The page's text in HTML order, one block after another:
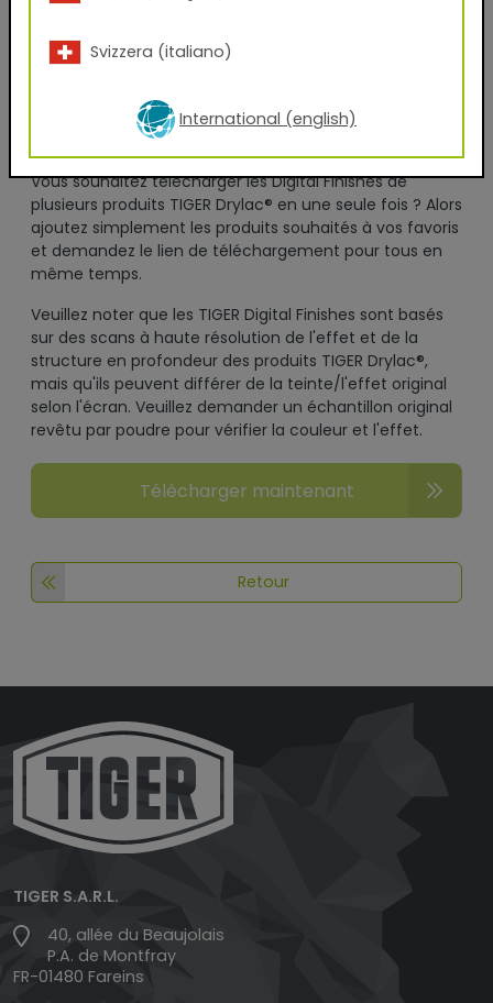
l'utilisation de ce service et en cliquant sur le bouton
mes données pour l'envoi d'une newsletter ou à des
fins de contact professionnel, conformément à la
charte de confidentialité.
Vous souhaitez télécharger les Digital Finishes de
plusieurs produits TIGER Drylac® en une seule fois ? Alors
ajoutez simplement les produits souhaités à vos favoris
et demandez le lien de téléchargement pour tous en
même temps.
Veuillez noter que les TIGER Digital Finishes sont basés
sur des scans à haute résolution de l'effet et de la
structure en profondeur des produits TIGER Drylac®,
mais qu'ils peuvent différer de la teinte/l'effet original
selon l'écran. Veuillez demander un échantillon original
revêtu par poudre pour vérifier la couleur et l'effet.
Télécharger maintenant
Retour
TIGER S.A.R.L.
40, allée du Beaujolais
P.A. de Montfray
FR-01480 Fareins
Svizzera (italiano)
International (english)